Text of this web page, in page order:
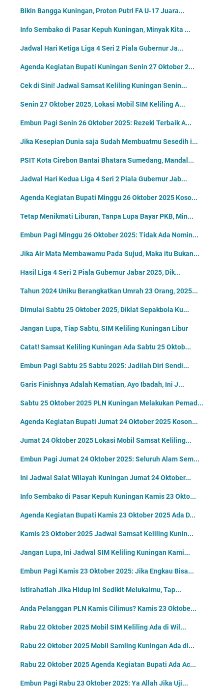
Bikin Bangga Kuningan, Proton Putri FA U-17 Juara...
Info Sembako di Pasar Kepuh Kuningan, Minyak Kita ...
Jadwal Hari Ketiga Liga 4 Seri 2 Piala Gubernur Ja...
Agenda Kegiatan Bupati Kuningan Senin 27 Oktober 2...
Cek di Sini! Jadwal Samsat Keliling Kuningan Senin...
Senin 27 Oktober 2025, Lokasi Mobil SIM Keliling A...
Embun Pagi Senin 26 Oktober 2025: Rezeki Terbaik A...
Jika Kesepian Dunia saja Sudah Membuatmu Sesedih i...
PSIT Kota Cirebon Bantai Bhatara Sumedang, Mandal...
Jadwal Hari Kedua Liga 4 Seri 2 Piala Gubernur Jab...
Agenda Kegiatan Bupati Minggu 26 Oktober 2025 Koso...
Tetap Menikmati Liburan, Tanpa Lupa Bayar PKB, Min...
Embun Pagi Minggu 26 Oktober 2025: Tidak Ada Nomin...
Jika Air Mata Membawamu Pada Sujud, Maka itu Bukan...
Hasil Liga 4 Seri 2 Piala Gubernur Jabar 2025, Dik...
Tahun 2024 Uniku Berangkatkan Umrah 23 Orang, 2025...
Dimulai Sabtu 25 Oktober 2025, Diklat Sepakbola Ku...
Jangan Lupa, Tiap Sabtu, SIM Keliling Kuningan Libur
Catat! Samsat Keliling Kuningan Ada Sabtu 25 Oktob...
Embun Pagi Sabtu 25 Sabtu 2025: Jadilah Diri Sendi...
Garis Finishnya Adalah Kematian, Ayo Ibadah, Ini J...
Sabtu 25 Oktober 2025 PLN Kuningan Melakukan Pemad...
Agenda Kegiatan Bupati Jumat 24 Oktober 2025 Koson...
Jumat 24 Oktober 2025 Lokasi Mobil Samsat Keliling...
Embun Pagi Jumat 24 Oktober 2025: Seluruh Alam Sem...
Ini Jadwal Salat Wilayah Kuningan Jumat 24 Oktober...
Info Sembako di Pasar Kepuh Kuningan Kamis 23 Okto...
Agenda Kegiatan Bupati Kamis 23 Oktober 2025 Ada D...
Kamis 23 Oktober 2025 Jadwal Samsat Keliling Kunin...
Jangan Lupa, Ini Jadwal SIM Keliling Kuningan Kami...
Embun Pagi Kamis 23 Oktober 2025: Jika Engkau Bisa...
Istirahatlah Jika Hidup Ini Sedikit Melukaimu, Tap...
Anda Pelanggan PLN Kamis Cilimus? Kamis 23 Oktobe...
Rabu 22 Oktober 2025 Mobil SIM Keliling Ada di Wil...
Rabu 22 Oktober 2025 Mobil Samling Kuningan Ada di...
Rabu 22 Oktober 2025 Agenda Kegiatan Bupati Ada Ac...
Embun Pagi Rabu 23 Oktober 2025: Ya Allah Jika Uji...